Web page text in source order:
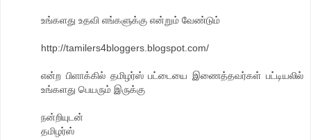
உங்களது உதவி எங்களுக்கு என்றும் வேண்டும்
http://tamilers4bloggers.blogspot.com/
என்ற பிளாக்கில் தமிழர்ஸ் பட்டையை இணைத்தவர்கள் பட்டியலில்
உங்களது பெயரும் இருக்கு
நன்றியுடன்
தமிழர்ஸ்